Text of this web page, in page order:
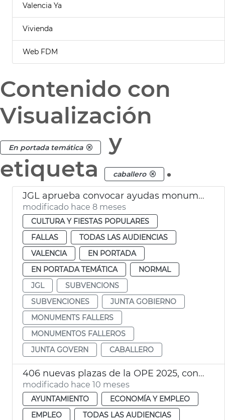
Valencia Ya
Vivienda
Web FDM
Contenido con
Visualización
En portada temática
y
etiqueta
caballero .
JGL aprueba convocar ayudas monumentos falleros 2026
modificado hace 8 meses
CULTURA Y FIESTAS POPULARES
FALLAS
TODAS LAS AUDIENCIAS
VALENCIA
EN PORTADA
EN PORTADA TEMÁTICA
NORMAL
JGL
SUBVENCIONS
SUBVENCIONES
JUNTA GOBIERNO
MONUMENTS FALLERS
MONUMENTOS FALLEROS
JUNTA GOVERN
CABALLERO
406 nuevas plazas de la OPE 2025, con un total de 1.238
modificado hace 10 meses
AYUNTAMIENTO
ECONOMÍA Y EMPLEO
EMPLEO
TODAS LAS AUDIENCIAS